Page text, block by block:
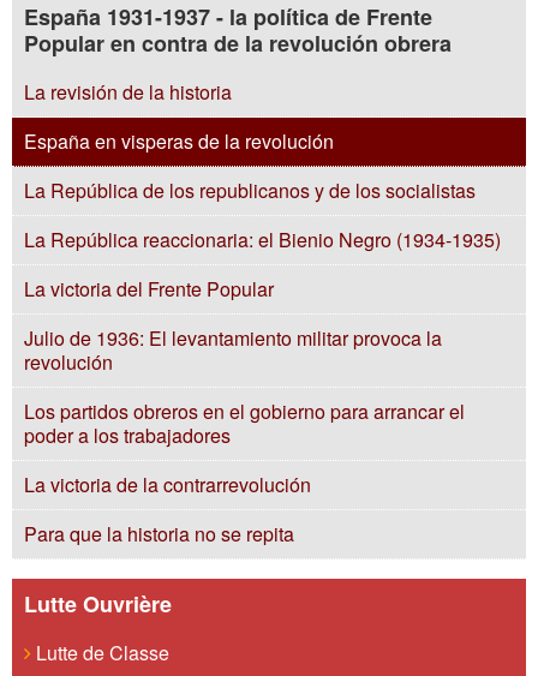
España 1931-1937 - la política de Frente
Popular en contra de la revolución obrera
La revisión de la historia
España en visperas de la revolución
La República de los republicanos y de los socialistas
La República reaccionaria: el Bienio Negro (1934-1935)
La victoria del Frente Popular
Julio de 1936: El levantamiento militar provoca la
revolución
Los partidos obreros en el gobierno para arrancar el
poder a los trabajadores
La victoria de la contrarrevolución
Para que la historia no se repita
Lutte Ouvrière
Lutte de Classe